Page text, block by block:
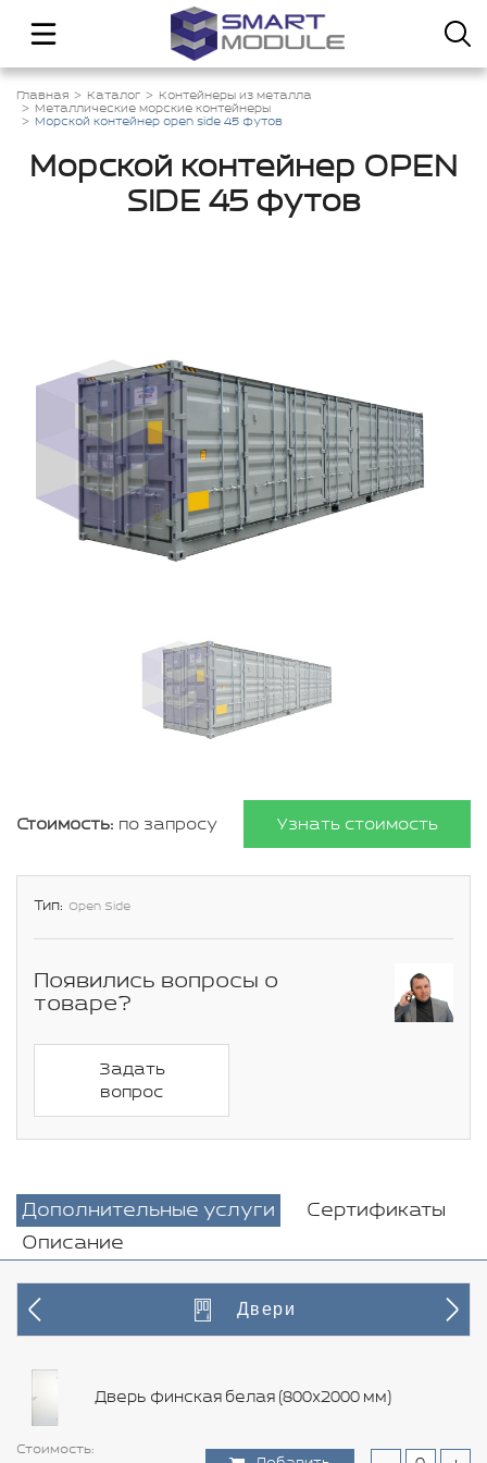
Главная Каталог
Контейнеры из металла
Металлические морские контейнеры
Морской контейнер open side 45 футов
Морской контейнер OPEN
SIDE 45 футов
Стоимость: по запросу Узнать стоимость
Тип: Open Side
Появились вопросы о
товаре?
Задать
вопрос
Дополнительные услуги
Сертификаты
Описание
Двери
Дверь финская белая (800х2000 мм)
Стоимость:
Стоимость:
Стоимость:
Стоимость:
Стоимость:
Стоимость:
Стоимость:
Стоимость:
Стоимость:
Стоимость:
Стоимость:
Стоимость:
Стоимость:
Стоимость: